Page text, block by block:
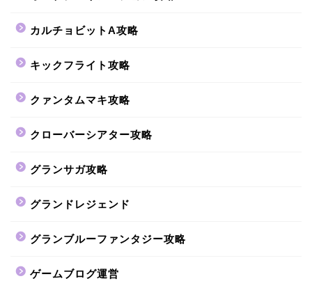
カルチョビットA攻略
キックフライト攻略
クァンタムマキ攻略
クローバーシアター攻略
グランサガ攻略
グランドレジェンド
グランブルーファンタジー攻略
ゲームブログ運営